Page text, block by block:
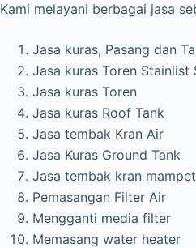
Kami melayani berbagai jasa
Jasa kuras, Pasang dan
Jasa kuras Toren Stainlist
Jasa kuras Toren
Jasa kuras Roof Tank
Jasa tembak Kran Air
Jasa Kuras Ground Tank
Jasa tembak kran mampet
Pemasangan Filter Air
Mengganti media filter
Memasang water heater